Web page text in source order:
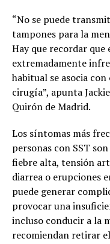
“No se puede
tampones para la
Hay que recordar que
extremadamente
habitual se asocia
cirugía”, apunta
Quirón de Madrid.
Los síntomas más
personas con SST
fiebre alta, tensión
diarrea o erupciones
puede generar
provocar una
incluso conducir a la
recomiendan retirar